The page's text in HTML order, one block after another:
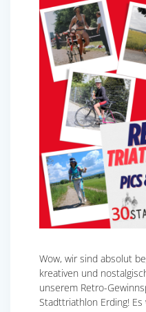
Wow, wir sind absolut
kreativen und
unserem Retro-
Stadttriathlon Erding!